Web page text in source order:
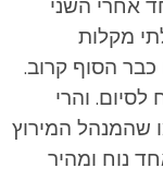
3 ג׳לים אחד אחרי השני
מקלות
הסוף קרוב.
לסיום. והרי
שהמנהל המירוץ
נוח ומהיר